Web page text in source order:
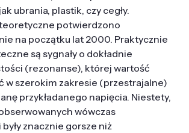
ubrania, plastik, czy cegły.
potwierdzono
na początku lat 2000. Praktycznie
są sygnały o dokładnie
(rezonanse), której wartość
w szerokim zakresie (przestrajalne)
przykładanego napięcia. Niestety,
wówczas
znacznie gorsze niż